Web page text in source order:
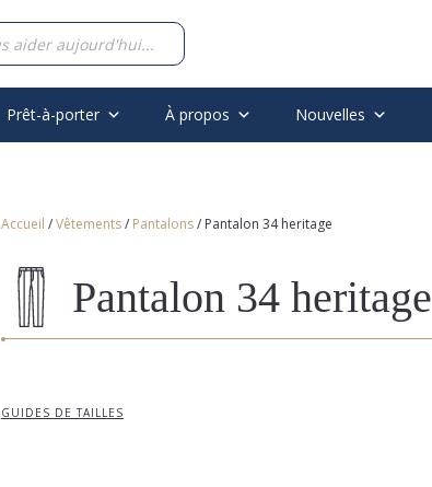
Prêt-à-porter À propos Nouvelles
Accueil /Vêtements/ Pantalons/ Pantalon 34 heritage
Pantalon 34 heritage
GUIDES DE TAILLES